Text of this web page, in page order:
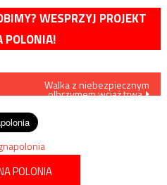
WESPRZYJ PROJEKT
POLONIA!
Walka z niebezpiecznym
olbrzymem wciąż trwa
POLONIA